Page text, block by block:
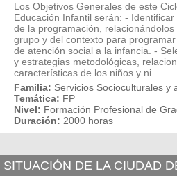
Los Objetivos Generales de este
Educación Infantil serán: -
de la programación,
grupo y del contexto para
de atención social a la infancia. -
y estrategias metodológicas,
características de los niños y ni...
Familia: Servicios Socioculturales y
Temática: FP
Nivel: Formación Profesional de
Duración: 2000 horas
SITUACIÓN DE LA CIUDAD